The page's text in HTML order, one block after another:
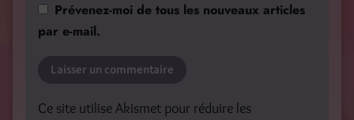
Prévenez-moi de tous les nouveaux articles
par e-mail.
Ce site utilise Akismet pour réduire les